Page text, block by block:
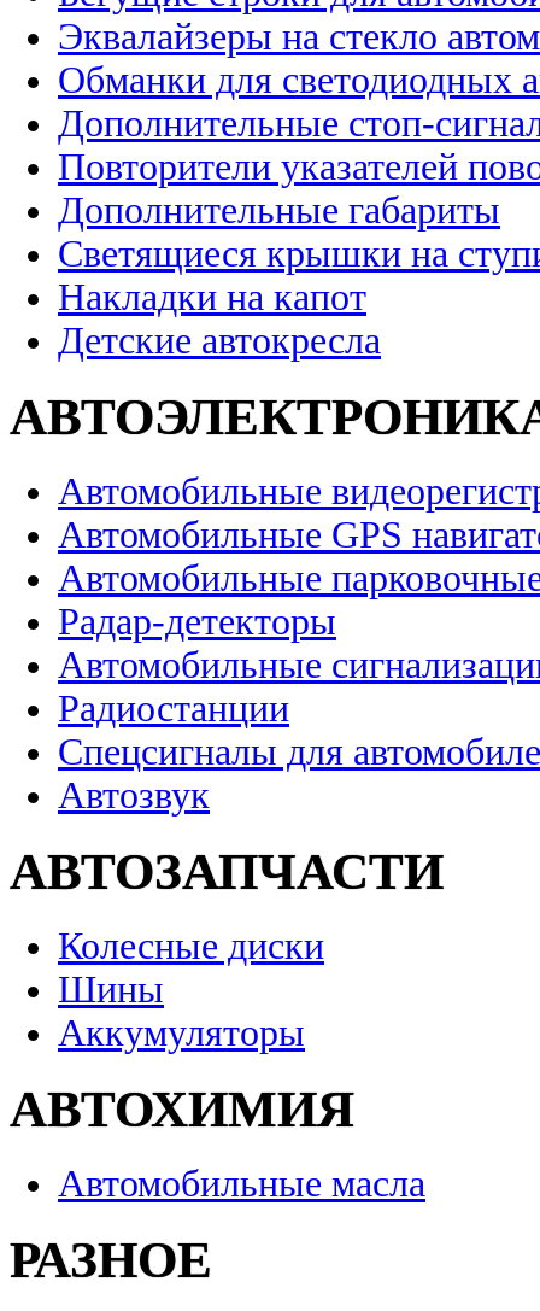
Эквалайзеры на стекло
Обманки для светодиодных
Дополнительные стоп-
Повторители указателей
Дополнительные габариты
Светящиеся крышки на
Накладки на капот
Детские автокресла
Автомобильные
Автомобильные GPS
Автомобильные
Радар-детекторы
Автомобильные
Радиостанции
Спецсигналы для
Автозвук
АВТОЗАПЧАСТИ
Колесные диски
Шины
Аккумуляторы
АВТОХИМИЯ
Автомобильные масла
РАЗНОЕ